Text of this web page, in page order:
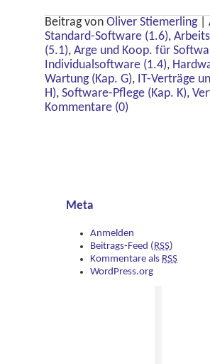
Beitrag von Oliver Stiemerling
Standard-Software (1.6),
(5.1), Arge und Koop. für
Individualsoftware (1.4),
Wartung (Kap. G), IT-Verträge
H), Software-Pflege (Kap. K),
Kommentare (0)
Meta
Anmelden
Beitrags-Feed (RSS)
Kommentare als RSS
WordPress.org